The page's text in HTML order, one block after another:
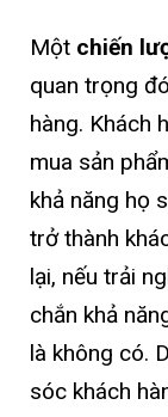
Một chiến
quan trọng
hàng. Khách
mua sản
khả năng họ
trở thành
lại, nếu trải
chắn khả
là không có.
sóc khách